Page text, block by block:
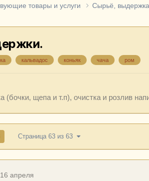
товары и услуги
Сырьё,
кальвадос коньяк чача ром
щепа и т.п), очистка и розлив
Страница 63 из 63
16 апреля